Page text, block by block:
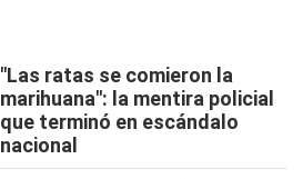
"Las ratas se comieron la
marihuana": la mentira policial
que terminó en escándalo
nacional